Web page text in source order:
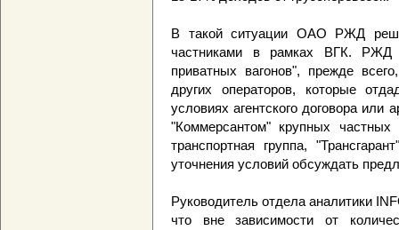
В такой ситуации ОАО РЖД
частниками в рамках ВГК. РЖД
приватных вагонов", прежде
других операторов, которые
условиях агентского договора
"Коммерсантом" крупных частных
транспортная группа,
уточнения условий обсуждать
Руководитель отдела аналитики
что вне зависимости от